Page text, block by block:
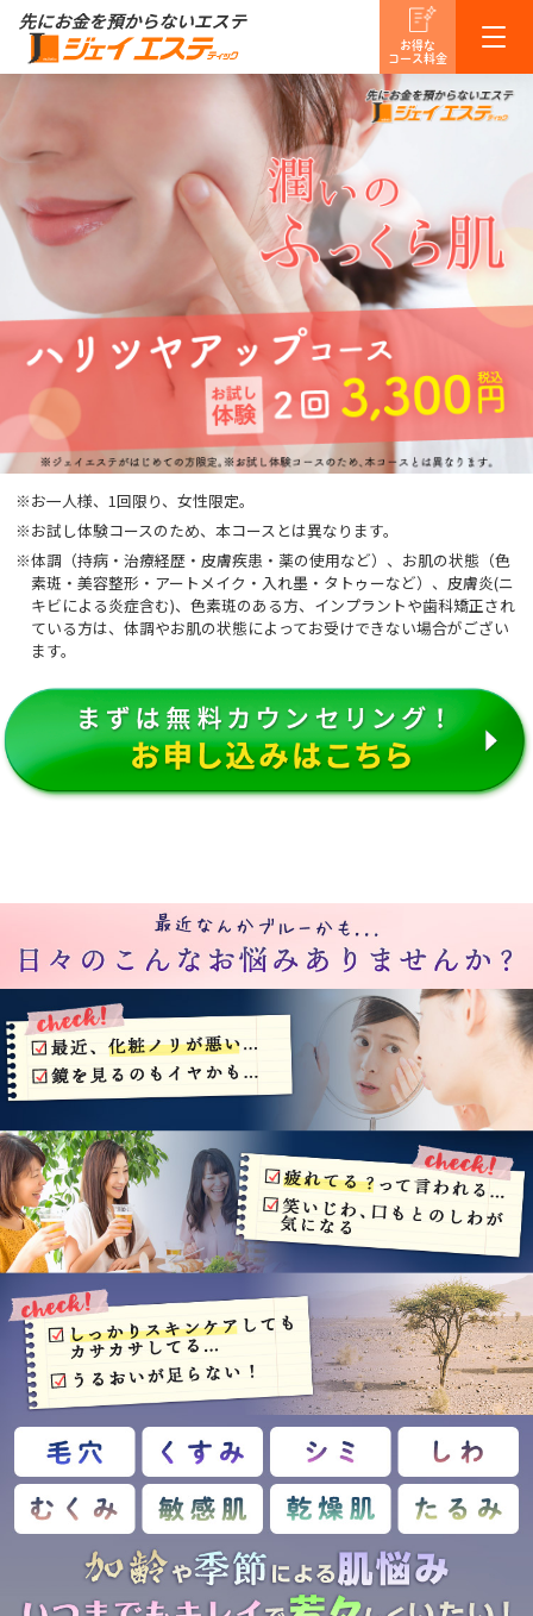
お得な
コース料金
※お一人様、1回限り、女性限定。
※お試し体験コースのため、本コースとは異なります。
※体調（持病・治療経歴・皮膚疾患・薬の使用など）、お肌の状態（色
素斑・美容整形・アートメイク・入れ墨・タトゥーなど）、皮膚炎(ニ
キビによる炎症含む)、色素斑のある方、インプラントや歯科矯正され
ている方は、体調やお肌の状態によってお受けできない場合がござい
ます。